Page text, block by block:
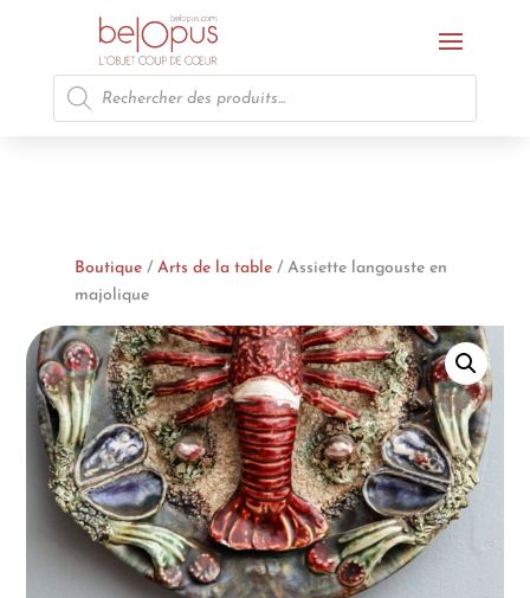
Recherche
de
produits
Boutique/ Arts de la table/ Assiette langouste en
majolique